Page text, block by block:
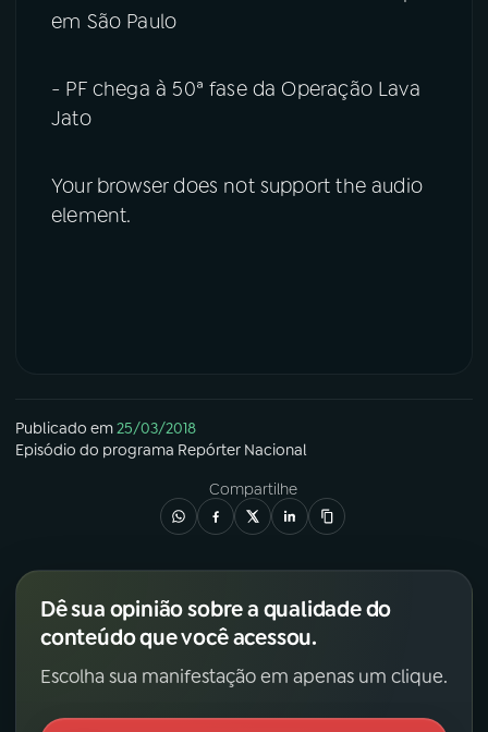
em São Paulo
- PF chega à 50ª fase da Operação Lava
Jato
Your browser does not support the audio
element.
Publicado em25/03/2018
Episódio do programa Repórter Nacional
Compartilhe
Dê sua opinião sobre a qualidade do
conteúdo que você acessou.
Escolha sua manifestação em apenas um clique.